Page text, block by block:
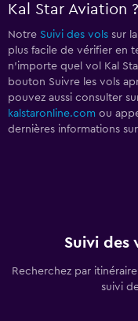
Kal Star Aviation ?
Notre Suivi des vols sur
plus facile de vérifier en
n'importe quel vol Kal
bouton Suivre les vols
pouvez aussi consulter
kalstaronline.com ou
dernières informations
Suivi des
Recherchez par
suivi